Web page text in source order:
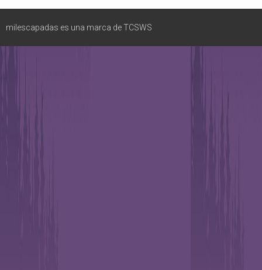
milescapadas es una marca de TCSWS